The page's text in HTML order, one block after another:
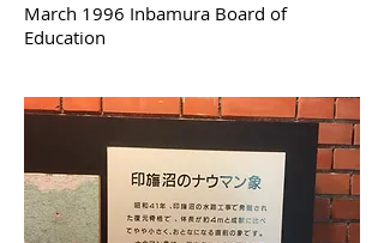
March 1996 Inbamura Board of
Education